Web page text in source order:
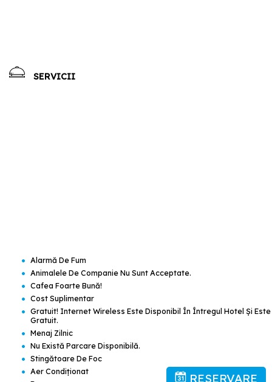
RESERVARE
SERVICII
• Alarmă De Fum
• Animalele De Companie Nu Sunt Acceptate.
• Cafea Foarte Bună!
• Cost Suplimentar
• Gratuit! Internet Wireless Este Disponibil În Întregul Hotel Şi Este
Gratuit.
• Menaj Zilnic
• Nu Există Parcare Disponibilă.
• Stingătoare De Foc
• Aer Condiţionat